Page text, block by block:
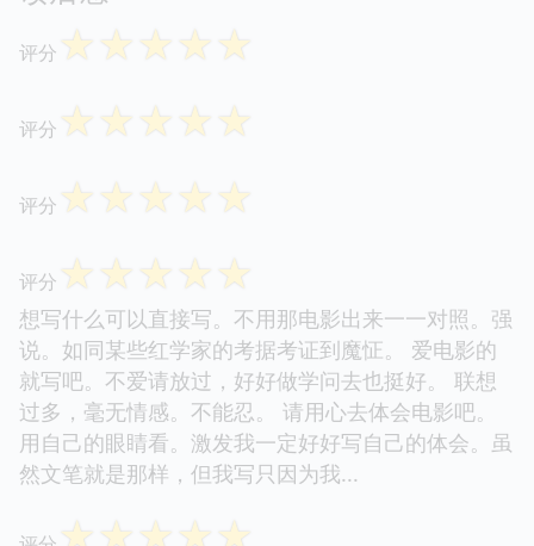
评分 ☆☆☆☆☆
评分 ☆☆☆☆☆
评分 ☆☆☆☆☆
评分 ☆☆☆☆☆
想写什么可以直接写。不用那电影出来一一对照。强
说。如同某些红学家的考据考证到魔怔。 爱电影的
就写吧。不爱请放过，好好做学问去也挺好。 联想
过多，毫无情感。不能忍。 请用心去体会电影吧。
用自己的眼睛看。激发我一定好好写自己的体会。虽
然文笔就是那样，但我写只因为我...